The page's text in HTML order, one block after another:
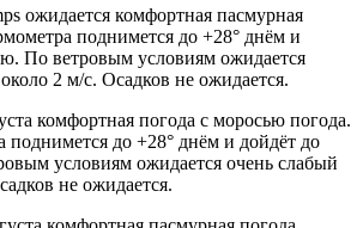
ожидается комфортная пасмурная
поднимется до +28° днём и
По ветровым условиям ожидается
2 м/с. Осадков не ожидается.
комфортная погода с моросью погода.
поднимется до +28° днём и дойдёт до
условиям ожидается очень слабый
не ожидается.